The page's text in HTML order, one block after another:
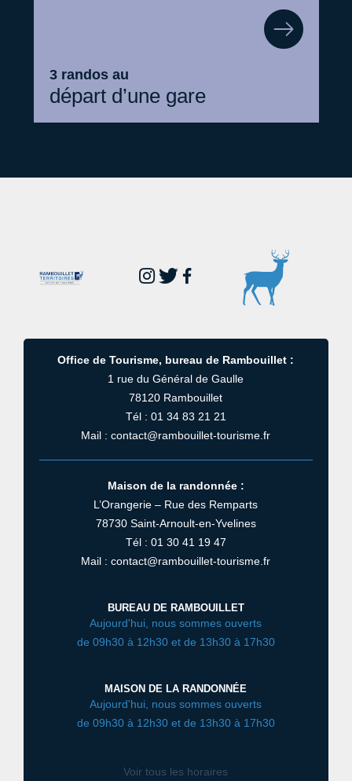
3 randos au
départ d’une gare
Office de Tourisme, bureau de Rambouillet :
1 rue du Général de Gaulle
78120 Rambouillet
Tél : 01 34 83 21 21
Mail : contact@rambouillet-tourisme.fr
Maison de la randonnée :
L’Orangerie – Rue des Remparts
78730 Saint-Arnoult-en-Yvelines
Tél : 01 30 41 19 47
Mail : contact@rambouillet-tourisme.fr
BUREAU DE RAMBOUILLET
Aujourd'hui, nous sommes ouverts
de 09h30 à 12h30 et de 13h30 à 17h30
MAISON DE LA RANDONNÉE
Aujourd'hui, nous sommes ouverts
de 09h30 à 12h30 et de 13h30 à 17h30
Voir tous les horaires